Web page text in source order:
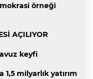
örneği
AÇILIYOR
keyfi
milyarlık yatırım